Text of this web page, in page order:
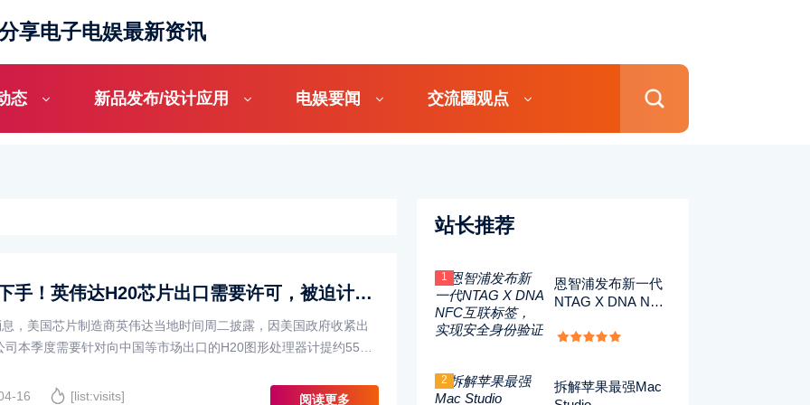
享电子电娱最新资讯
态 新品发布/设计应用 电娱要闻 交流圈观点
美国突下手！英伟达H20芯片出口需要许可，被迫计提55亿美元
，美国芯片制造商英伟达当地时间周二披露，因美国政府收紧出
司本季度需要针对向中国等市场出口的H20图形处理器计提约55亿
16
[list:visits] 阅读更多
站长推荐
1
恩智浦发布新一代
NTAG X DNA NFC
全身份验证
2
拆解苹果最强Mac